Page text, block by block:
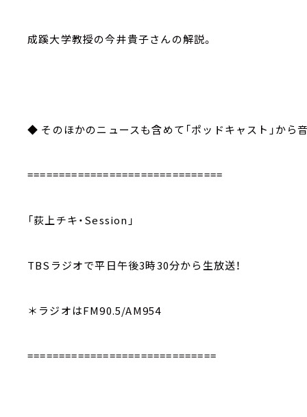
成蹊大学教授の今井貴子さんの解説。
◆ そのほかのニュースも含めて「ポッドキャスト」から
===============================
「荻上チキ・Session」
TBSラジオで平日午後3時30分から生放送！
＊ラジオはFM90.5/AM954
==============================